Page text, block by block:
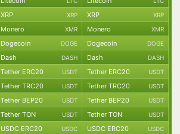
XRP XRP XRP XRP
Monero XMR Monero XMR
Dogecoin DOGE Dogecoin DOGE
Dash DASH Dash DASH
Tether ERC20 USDT Tether ERC20 USDT
Tether TRC20 USDT Tether TRC20 USDT
Tether BEP20 USDT Tether BEP20 USDT
Tether TON USDT Tether TON USDT
USDC ERC20 USDC USDC ERC20 USDC